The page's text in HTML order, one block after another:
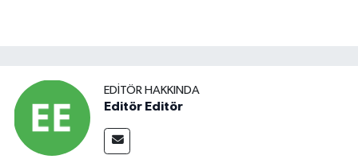
EDITÖR HAKKINDA
Editör Editör